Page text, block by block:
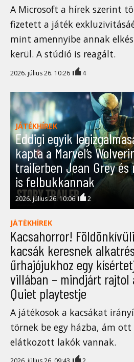
A Microsoft a hírek szerint
fizetett a játék
mint amennyibe annak
kerül. A stúdió is reagált.
2026. július 26. 10:26 4
JÁTÉKHÍREK
Eddigi egyik
kapta a Marvel’s
trailerben Jean Grey
is felbukkannak
2026. július 26. 10:06 2
JÁTÉKHÍREK
Kacsahorror! Földönkívüli
kacsák keresnek
űrhajójukhoz egy
villában – mindjárt rajtol
Quiet playtestje
A játékosok a kacsákat
törnek be egy házba, ám ott
elátkozott lakók vannak.